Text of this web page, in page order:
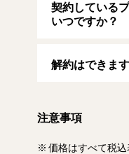
す。
【クレジットカ
契約している
いつですか？
ンのご利用期間
解約はできま
事をお読みいた
注意事項
価格はすべて税込